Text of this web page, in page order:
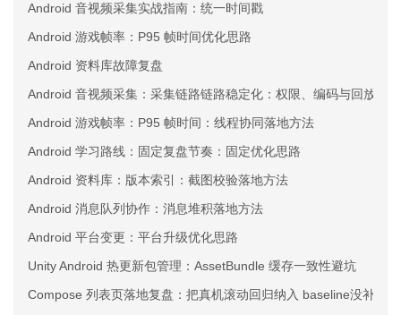
Android 音视频采集实战指南：统一时间戳
Android 游戏帧率：P95 帧时间优化思路
Android 资料库故障复盘
Android 音视频采集：采集链路链路稳定化：权限、编码与回放三
Android 游戏帧率：P95 帧时间：线程协同落地方法
Android 学习路线：固定复盘节奏：固定优化思路
Android 资料库：版本索引：截图校验落地方法
Android 消息队列协作：消息堆积落地方法
Android 平台变更：平台升级优化思路
Unity Android 热更新包管理：AssetBundle 缓存一致性避坑
Compose 列表页落地复盘：把真机滚动回归纳入 baseline没补齐